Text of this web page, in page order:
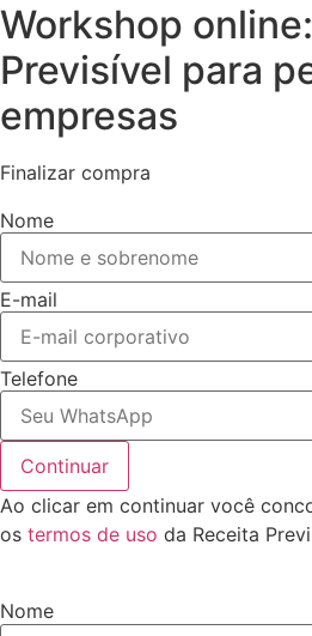
Workshop
Previsível para
empresas
Finalizar compra
Nome
E-mail
Telefone
Continuar
Ao clicar em continuar você
os termos de uso da Receita
Nome